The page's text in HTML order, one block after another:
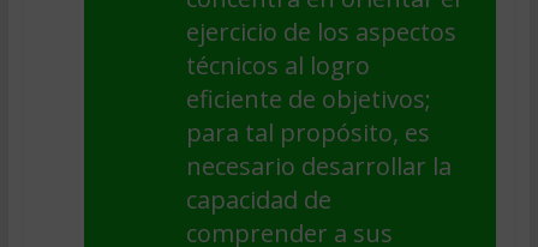
ejercicio de los aspectos
técnicos al logro
eficiente de objetivos;
para tal propósito, es
necesario desarrollar la
capacidad de
comprender a sus